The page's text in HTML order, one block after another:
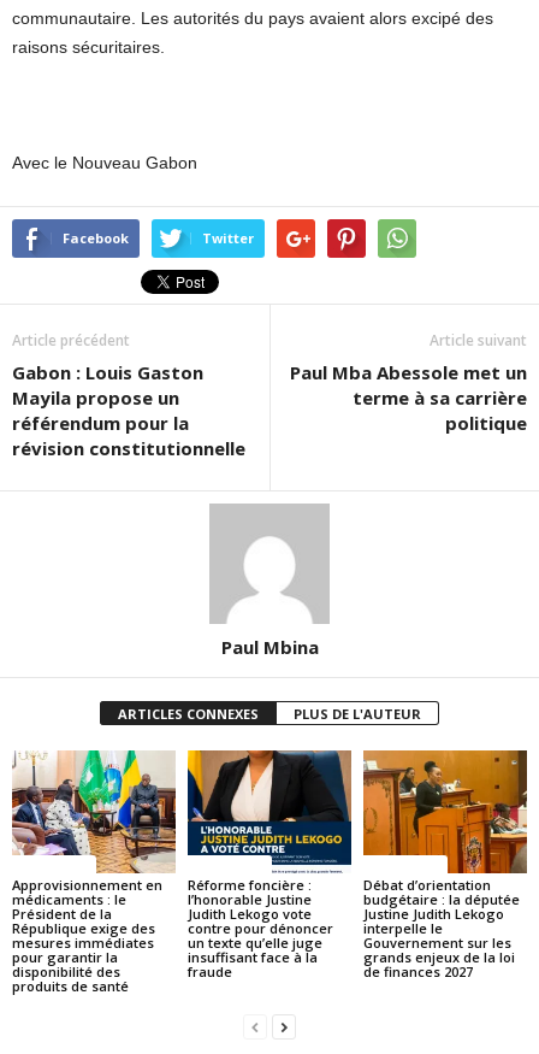
communautaire. Les autorités du pays avaient alors excipé des
raisons sécuritaires.
Avec le Nouveau Gabon
Facebook Twitter
Article précédent
Gabon : Louis Gaston
Mayila propose un
référendum pour la
révision constitutionnelle
Article suivant
Paul Mba Abessole met un
terme à sa carrière
politique
Paul Mbina
ARTICLES CONNEXES PLUS DE L'AUTEUR
Approvisionnement en
médicaments : le
Président de la
République exige des
mesures immédiates
pour garantir la
disponibilité des
produits de santé
Réforme foncière :
l’honorable Justine
Judith Lekogo vote
contre pour dénoncer
un texte qu’elle juge
insuffisant face à la
fraude
Débat d’orientation
budgétaire : la députée
Justine Judith Lekogo
interpelle le
Gouvernement sur les
grands enjeux de la loi
de finances 2027